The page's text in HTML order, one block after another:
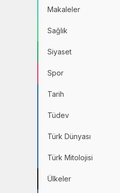
Makaleler
Sağlık
Siyaset
Spor
Tarih
Tüdev
Türk Dünyası
Türk Mitolojisi
Ülkeler